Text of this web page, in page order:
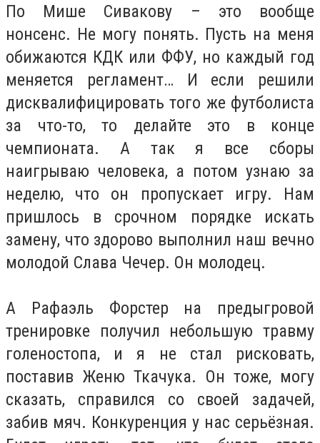
По Мише Сивакову – это вообще
нонсенс. Не могу понять. Пусть на меня
обижаются КДК или ФФУ, но каждый год
меняется регламент… И если решили
дисквалифицировать того же футболиста
за что-то, то делайте это в конце
чемпионата. А так я все сборы
наигрываю человека, а потом узнаю за
неделю, что он пропускает игру. Нам
пришлось в срочном порядке искать
замену, что здорово выполнил наш вечно
молодой Слава Чечер. Он молодец.
А Рафаэль Форстер на предыгровой
тренировке получил небольшую травму
голеностопа, и я не стал рисковать,
поставив Женю Ткачука. Он тоже, могу
сказать, справился со своей задачей,
забив мяч. Конкуренция у нас серьёзная.